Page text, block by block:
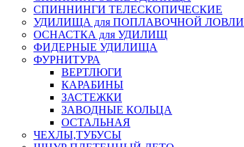
СПИННИНГИ ТЕЛЕСКОПИЧЕСКИЕ
УДИЛИЩА для ПОПЛАВОЧНОЙ ЛОВЛИ
ОСНАСТКА для УДИЛИЩ
ФИДЕРНЫЕ УДИЛИЩА
ФУРНИТУРА
ВЕРТЛЮГИ
КАРАБИНЫ
ЗАСТЕЖКИ
ЗАВОДНЫЕ КОЛЬЦА
ОСТАЛЬНАЯ
ЧЕХЛЫ,ТУБУСЫ